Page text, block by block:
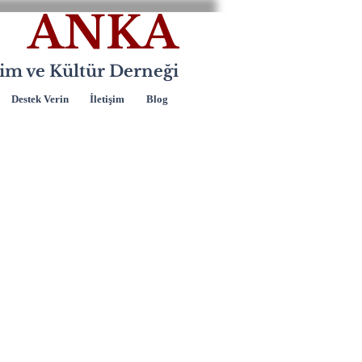
ANKA
ve Kültür Derneği
Destek Verin İletişim Blog